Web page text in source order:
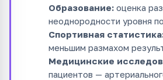
Образование: оценка
неоднородности уровня
Спортивная
меньшим размахом
Медицинские
пациентов —